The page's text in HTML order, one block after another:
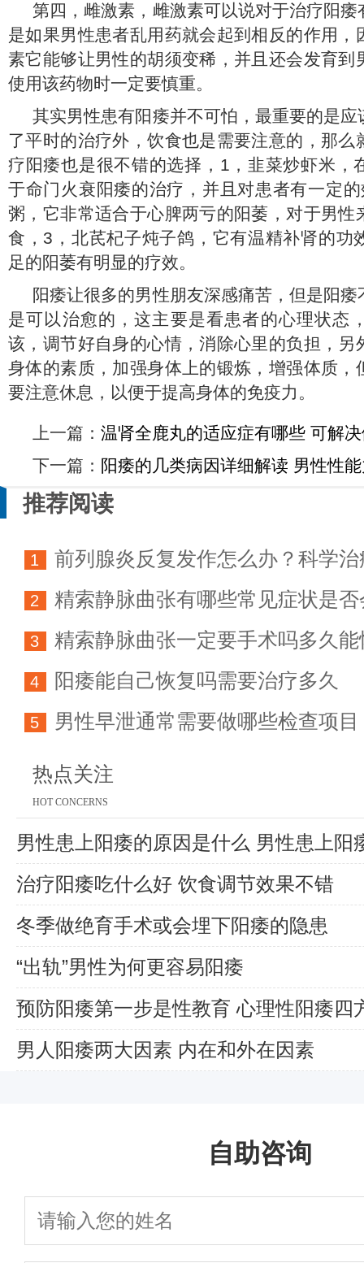
第四，雌激素，雌激素可以说对于治疗阳
是如果男性患者乱用药就会起到相反的作用，
素它能够让男性的胡须变稀，并且还会发育到
使用该药物时一定要慎重。
其实男性患有阳痿并不可怕，最重要的是
了平时的治疗外，饮食也是需要注意的，那么
疗阳痿也是很不错的选择，1，韭菜炒虾米，
于命门火衰阳痿的治疗，并且对患者有一定
粥，它非常适合于心脾两亏的阳萎，对于男性
食，3，北芪杞子炖子鸽，它有温精补肾的功
足的阳萎有明显的疗效。
阳痿让很多的男性朋友深感痛苦，但是阳
是可以治愈的，这主要是看患者的心理状态
该，调节好自身的心情，消除心里的负担，另
身体的素质，加强身体上的锻炼，增强体质，
要注意休息，以便于提高身体的免疫力。
上一篇： 温肾全鹿丸的适应症有哪些 可解
下一篇： 阳痿的几类病因详细解读 男性性
推荐阅读
1
前列腺炎反复发作怎么办？科学
方法详解
2
精索静脉曲张有哪些常见症状是
育能力
3 精索静脉曲张一定要手术吗多久能
4 阳痿能自己恢复吗需要治疗多久
5 男性早泄通常需要做哪些检查项目
热点关注
HOT CONCERNS
男性患上阳痿的原因是什么 男性患上阳
哪
治疗阳痿吃什么好 饮食调节效果不错
冬季做绝育手术或会埋下阳痿的隐患
“出轨”男性为何更容易阳痿
预防阳痿第一步是性教育 心理性阳痿四
男人阳痿两大因素 内在和外在因素
自助咨询